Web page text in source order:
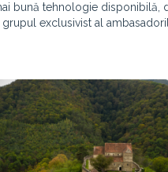
bună tehnologie disponibilă,
exclusivist al